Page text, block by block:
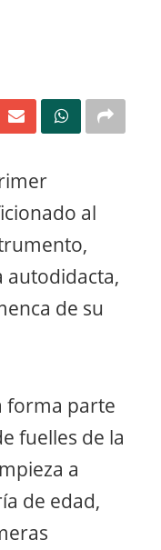
al
autodidacta,
de su
forma parte
fuelles de la
a
de edad,